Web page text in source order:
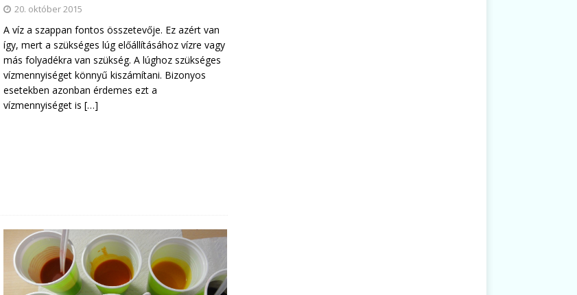
20. október 2015
A víz a szappan fontos összetevője. Ez azért van
így, mert a szükséges lúg előállításához vízre vagy
más folyadékra van szükség. A lúghoz szükséges
vízmennyiséget könnyű kiszámítani. Bizonyos
esetekben azonban érdemes ezt a
vízmennyiséget is […]